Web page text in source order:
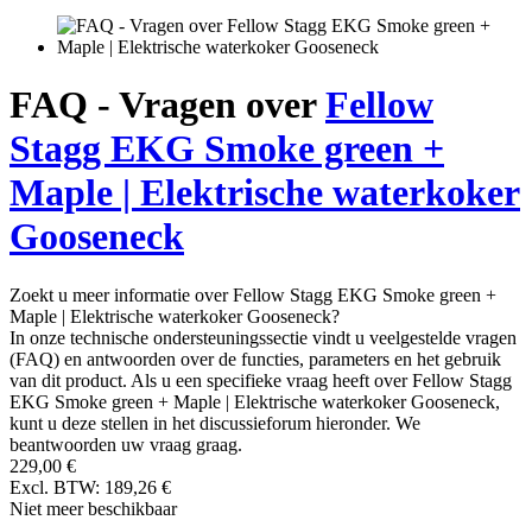
FAQ - Vragen overFellow
Stagg EKG Smoke green +
Maple | Elektrische waterkoker
Gooseneck
Zoekt u meer informatie over Fellow Stagg EKG Smoke green +
Maple | Elektrische waterkoker Gooseneck?
In onze technische ondersteuningssectie vindt u veelgestelde vragen
(FAQ) en antwoorden over de functies, parameters en het gebruik
van dit product. Als u een specifieke vraag heeft over Fellow Stagg
EKG Smoke green + Maple | Elektrische waterkoker Gooseneck,
kunt u deze stellen in het discussieforum hieronder. We
beantwoorden uw vraag graag.
229,00 €
Excl. BTW: 189,26 €
Niet meer beschikbaar